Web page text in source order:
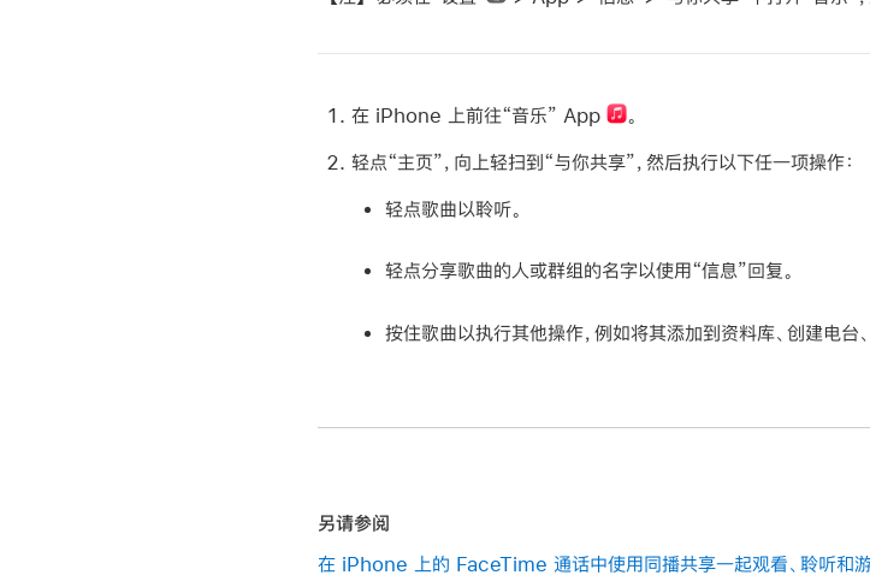
在 iPhone 上前往“音乐” App 。
轻点“主页”，向上轻扫到“与你共享”，然后执行以下任一项操作：
轻点歌曲以聆听。
轻点分享歌曲的人或群组的名字以使用“信息”回复。
按住歌曲以执行其他操作，例如将其添加到资料库、创建电台
另请参阅
在 iPhone 上的 FaceTime 通话中使用同播共享一起观看、聆听和